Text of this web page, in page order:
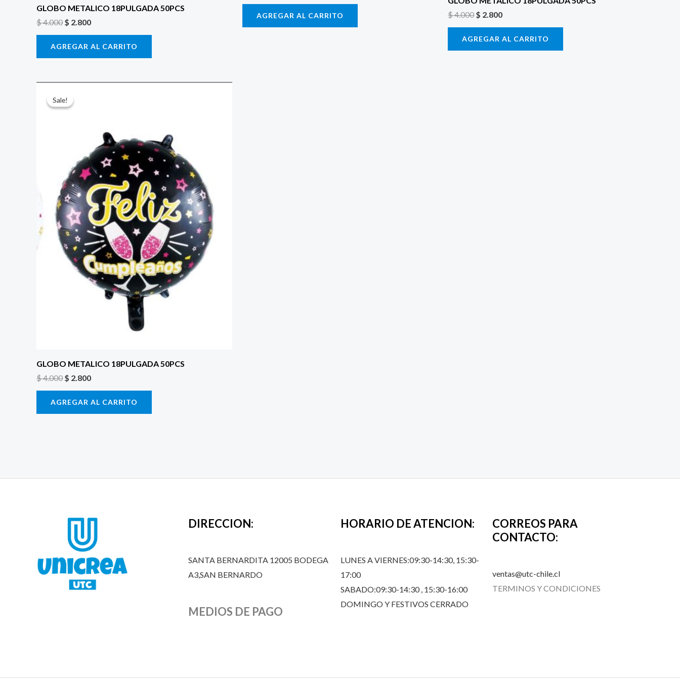
GLOBO METALICO 18PULGADA 50PCS
$4.000 $ 2.800
AGREGAR AL CARRITO
AGREGAR AL CARRITO
$4.000$ 2.800
AGREGAR AL CARRITO
Sale!
Sale!
GLOBO METALICO 18PULGADA 50PCS
$4.000
precio
original
$ 2.800
AGREGAR AL CARRITO
DIRECCION:
SANTA BERNARDITA 12005 BODEGA
A3,SAN BERNARDO
MEDIOS DE PAGO
HORARIO DE ATENCION:
LUNES A VIERNES:09:30-14:30, 15:30-
17:00
SABADO:09:30-14:30 , 15:30-16:00
DOMINGO Y FESTIVOS CERRADO
CORREOS PARA
CONTACTO:
ventas@utc-chile.cl
TERMINOS Y CONDICIONES